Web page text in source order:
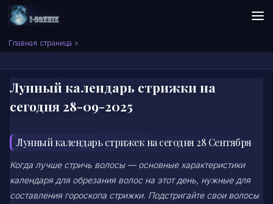
Skip to content
Сонник I-SONNIK.COM
Главная страница »
Лунный календарь стрижки на
сегодня 28-09-2025
Лунный календарь стрижек на сегодня 28 Сентября
Когда лучше стричь волосы — основные характеристики
календаря для обрезания волос на этот день, нужные для
составления гороскопа стрижки. Подстригайте свои волосы